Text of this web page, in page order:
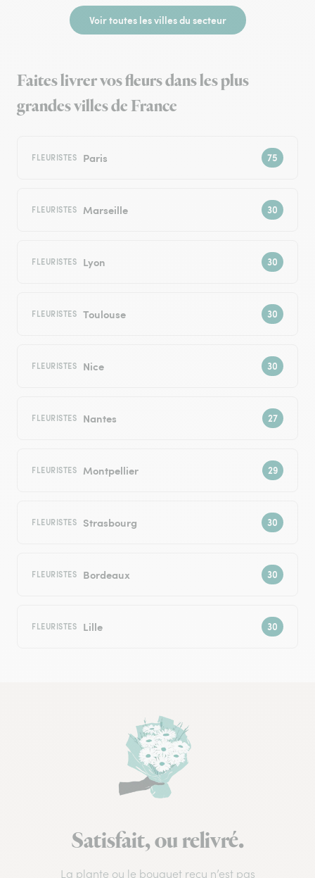
Voir toutes les villes du secteur
Faites livrer vos fleurs dans les plus
grandes villes de France
FLEURISTES Paris
FLEURISTES Marseille
FLEURISTES Lyon
FLEURISTES Toulouse
FLEURISTES Nice
FLEURISTES Nantes
FLEURISTES Montpellier
FLEURISTES Strasbourg
FLEURISTES Bordeaux
FLEURISTES Lille
Satisfait, ou relivré.
La plante ou le bouquet reçu n’est pas